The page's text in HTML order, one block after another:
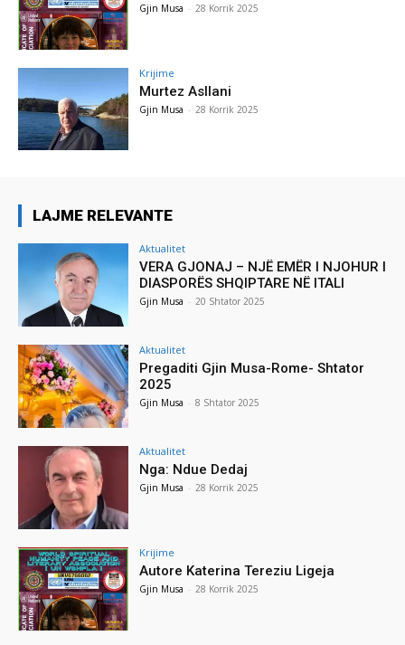
Gjin Musa - 28 Korrik 2025
Krijime
Murtez Asllani
Gjin Musa - 28 Korrik 2025
LAJME RELEVANTE
Aktualitet
VERA GJONAJ – NJË EMËR I NJOHUR I
DIASPORËS SHQIPTARE NË ITALI
Gjin Musa - 20 Shtator 2025
Aktualitet
Pregaditi Gjin Musa-Rome- Shtator
2025
Gjin Musa - 8 Shtator 2025
Aktualitet
Nga: Ndue Dedaj
Gjin Musa - 28 Korrik 2025
Krijime
Autore Katerina Tereziu Ligeja
Gjin Musa - 28 Korrik 2025